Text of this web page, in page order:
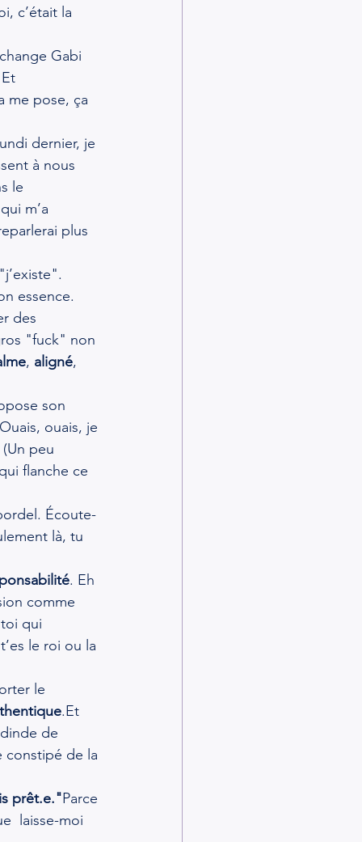
c’était la
Gabi
me pose, ça
dernier, je
à nous
le
m’a
plus
essence.
des
"fuck" non
, aligné,
son
ouais, je
(Un peu
flanche ce
Écoute-
là, tu
. Eh
comme
qui
le roi ou la
le
.Et
de
constipé de la
prêt.e."Parce
laisse-moi